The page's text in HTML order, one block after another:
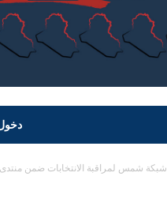
شبكة شمس لمراقبة الانتخابات ضمن منتدى